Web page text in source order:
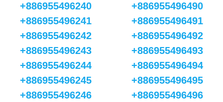
+886955496240
+886955496241
+886955496242
+886955496243
+886955496244
+886955496245
+886955496246
+886955496490
+886955496491
+886955496492
+886955496493
+886955496494
+886955496495
+886955496496